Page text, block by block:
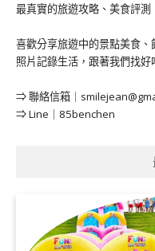
最真實的旅遊攻略、美食評測
喜歡分享旅遊中的景點美食
照片記錄生活，跟著我們找
⇒ 聯絡信箱｜
⇒ Line｜85benchen